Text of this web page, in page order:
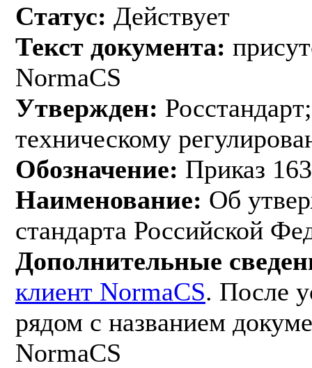
Статус: Действует
Текст документа:
NormaCS
Утвержден:
техническому
Обозначение: Приказ
Наименование: Об
стандарта Российской
Дополнительные
клиент NormaCS. После
рядом с названием
NormaCS